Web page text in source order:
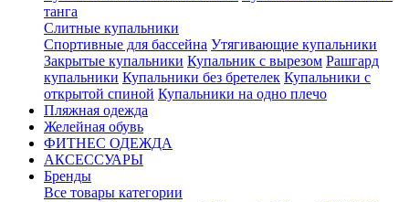
танга
Слитные купальники
Спортивные для бассейна Утягивающие купальники
Закрытые купальники Купальник с вырезом Рашгард
купальники Купальники без бретелек Купальники с
открытой спиной Купальники на одно плечо
Пляжная одежда
Желейная обувь
ФИТНЕС ОДЕЖДА
АКСЕССУАРЫ
Бренды
Все товары категории